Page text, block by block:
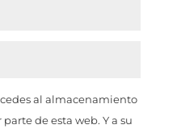
al almacenamiento
de esta web. Y a su